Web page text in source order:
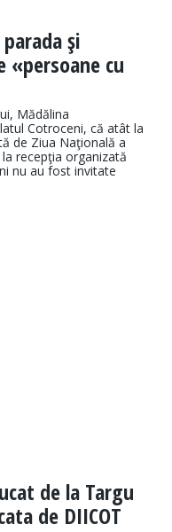
şi
«persoane cu
Mădălina
Cotroceni, că atât la
de Ziua Naţională a
recepţia organizată
nu au fost invitate
de la Targu
de DIICOT